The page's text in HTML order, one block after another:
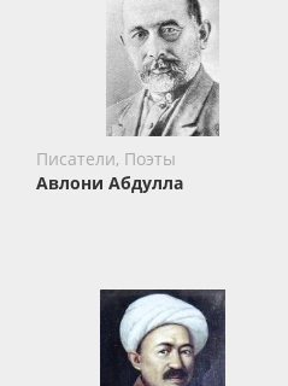
Писатели, Поэты
Авлони Абдулла